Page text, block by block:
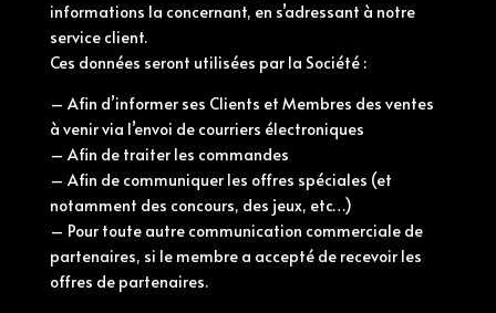
informations la concernant, en s’adressant à notre
service client.
Ces données seront utilisées par la Société :
– Afin d’informer ses Clients et Membres des ventes
à venir via l’envoi de courriers électroniques
– Afin de traiter les commandes
– Afin de communiquer les offres spéciales (et
notamment des concours, des jeux, etc…)
– Pour toute autre communication commerciale de
partenaires, si le membre a accepté de recevoir les
offres de partenaires.